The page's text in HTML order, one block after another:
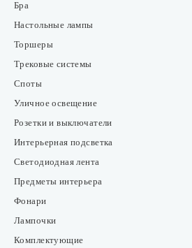
Бра
Настольные лампы
Торшеры
Трековые системы
Споты
Уличное освещение
Розетки и выключатели
Интерьерная подсветка
Светодиодная лента
Предметы интерьера
Фонари
Лампочки
Комплектующие